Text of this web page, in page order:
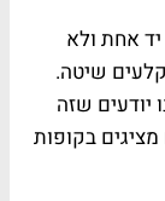
אחת ולא
שיטה.
יודעים שזה
בקופות